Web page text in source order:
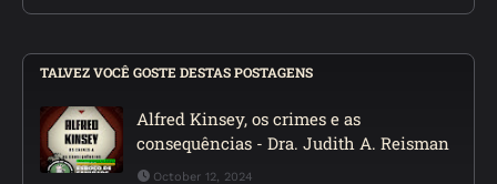
TALVEZ VOCÊ GOSTE DESTAS POSTAGENS
Alfred Kinsey, os crimes e as
consequências - Dra. Judith A. Reisman
October 12, 2024